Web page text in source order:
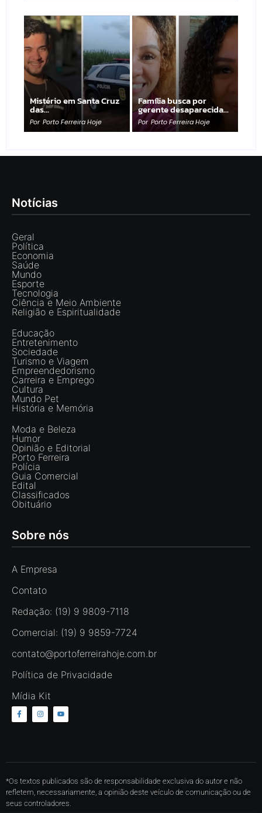
Mistério em Santa Cruz
das…
Por Porto Ferreira Hoje
Família busca por
gerente desaparecida…
Por Porto Ferreira Hoje
Notícias
Geral
Política
Economia
Saúde
Mundo
Esporte
Tecnologia
Ciência e Meio Ambiente
Religião e Espiritualidade
Educação
Entretenimento
Sociedade
Turismo e Viagem
Empreendedorismo
Carreira e Emprego
Cultura
Mundo Pet
História e Memória
Moda e Beleza
Humor
Opinião e Editorial
Porto Ferreira
Polícia
Guia Comercial
Edital
Classificados
Obituário
Sobre nós
A Empresa
Contato
Redação: (19) 9 9809-7118
Comercial: (19) 9 9859-7724
contato@portoferreirahoje.com.br
Política de Privacidade
Mídia Kit
*Os textos publicados são de responsabilidade exclusiva do autor e não
refletem, necessariamente, a opinião deste veículo de comunicação ou de
seus controladores.